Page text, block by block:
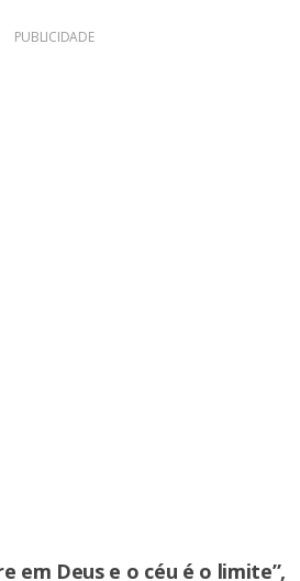
PUBLICIDADE
em Deus e o céu é o limite”,